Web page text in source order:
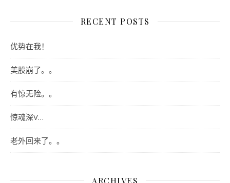
RECENT POSTS
优势在我！
美股崩了。。
有惊无险。。
惊魂深V…
老外回来了。。
ARCHIVES